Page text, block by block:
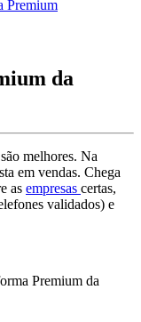
Premium
da
melhores. Na
em vendas. Chega
as empresas certas,
validados) e
Premium da